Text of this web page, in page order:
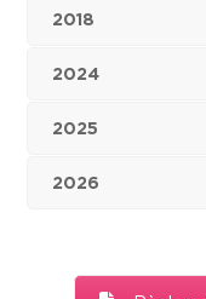
2018
2024
2025
2026